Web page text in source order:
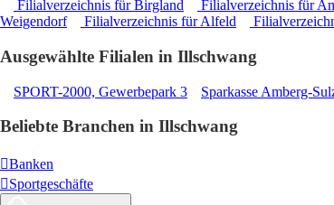
Filialverzeichnis für Birgland Filialverzeichnis für
Weigendorf
Filialverzeichnis für Alfeld
Ausgewählte Filialen in Illschwang
SPORT-2000, Gewerbepark 3 Sparkasse Amberg-
Beliebte Branchen in Illschwang
Banken
Sportgeschäfte